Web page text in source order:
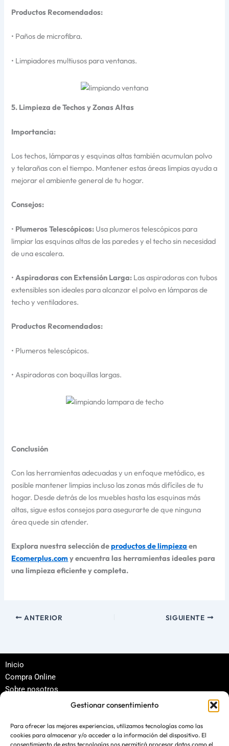
Gestionar consentimiento
Para ofrecer las mejores experiencias, utilizamos tecnologías como las
cookies para almacenar y/o acceder a la información del dispositivo. El
consentimiento de estas tecnologías nos permitirá procesar datos como el
Productos Recomendados:
• Paños de microfibra.
• Limpiadores multiusos para ventanas.
5. Limpieza de Techos y Zonas Altas
Importancia:
Los techos, lámparas y esquinas altas también acumulan polvo
y telarañas con el tiempo. Mantener estas áreas limpias ayuda a
mejorar el ambiente general de tu hogar.
Consejos:
• Plumeros Telescópicos: Usa plumeros telescópicos para
limpiar las esquinas altas de las paredes y el techo sin necesidad
de una escalera.
•Aspiradoras con Extensión Larga: Las aspiradoras con tubos
extensibles son ideales para alcanzar el polvo en lámparas de
techo y ventiladores.
Productos Recomendados:
• Plumeros telescópicos.
• Aspiradoras con boquillas largas.
Conclusión
Con las herramientas adecuadas y un enfoque metódico, es
posible mantener limpias incluso las zonas más difíciles de tu
hogar. Desde detrás de los muebles hasta las esquinas más
altas, sigue estos consejos para asegurarte de que ninguna
área quede sin atender.
Explora nuestra selección deproductos de limpieza en
Ecomerplus.com y encuentra las herramientas ideales para
una limpieza eficiente y completa.
ANTERIOR SIGUIENTE
Inicio
Compra Online
Sobre nosotros
Política de privacidad
Contacto